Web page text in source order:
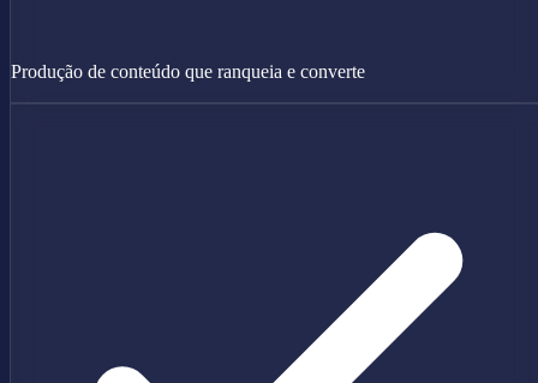
Produção de conteúdo que ranqueia e converte